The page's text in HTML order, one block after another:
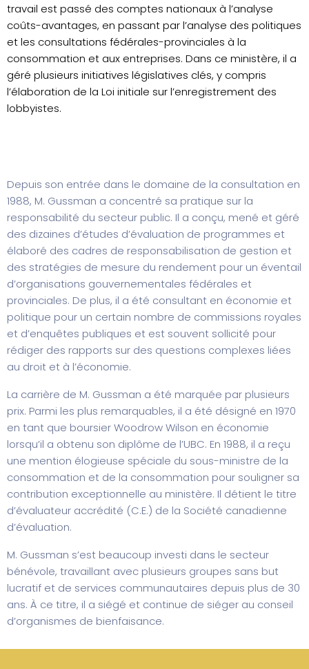
travail est passé des comptes nationaux à l’analyse
coûts-avantages, en passant par l’analyse des politiques
et les consultations fédérales-provinciales à la
consommation et aux entreprises. Dans ce ministère, il a
géré plusieurs initiatives législatives clés, y compris
l’élaboration de la Loi initiale sur l’enregistrement des
lobbyistes.
Depuis son entrée dans le domaine de la consultation en
1988, M. Gussman a concentré sa pratique sur la
responsabilité du secteur public. Il a conçu, mené et géré
des dizaines d’études d’évaluation de programmes et
élaboré des cadres de responsabilisation de gestion et
des stratégies de mesure du rendement pour un éventail
d’organisations gouvernementales fédérales et
provinciales. De plus, il a été consultant en économie et
politique pour un certain nombre de commissions royales
et d’enquêtes publiques et est souvent sollicité pour
rédiger des rapports sur des questions complexes liées
au droit et à l’économie.
La carrière de M. Gussman a été marquée par plusieurs
prix. Parmi les plus remarquables, il a été désigné en 1970
en tant que boursier Woodrow Wilson en économie
lorsqu’il a obtenu son diplôme de l’UBC. En 1988, il a reçu
une mention élogieuse spéciale du sous-ministre de la
consommation et de la consommation pour souligner sa
contribution exceptionnelle au ministère. Il détient le titre
d’évaluateur accrédité (C.E.) de la Société canadienne
d’évaluation.
M. Gussman s’est beaucoup investi dans le secteur
bénévole, travaillant avec plusieurs groupes sans but
lucratif et de services communautaires depuis plus de 30
ans. À ce titre, il a siégé et continue de siéger au conseil
d’organismes de bienfaisance.